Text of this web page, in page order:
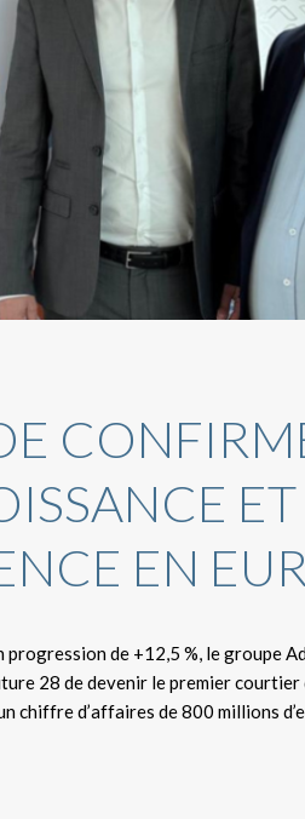
ET
EN
progression de +12,5 %, le groupe
28 de devenir le premier courtier
chiffre d’affaires de 800 millions